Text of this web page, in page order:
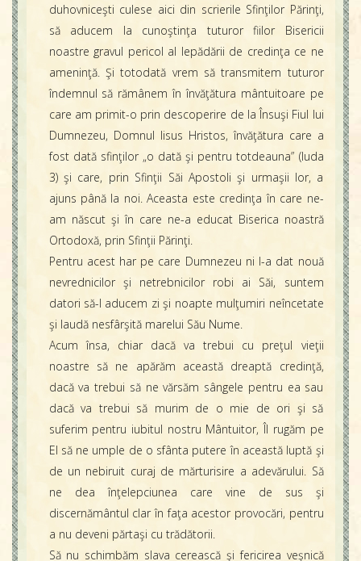
duhovniceşti culese aici din scrierile Sfinţilor Părinţi,
să aducem la cunoştinţa tuturor fiilor Bisericii
noastre gravul pericol al lepădării de credinţa ce ne
ameninţă. Şi totodată vrem să transmitem tuturor
îndemnul să rămânem în învăţătura mântuitoare pe
care am primit-o prin descoperire de la Însuşi Fiul lui
Dumnezeu, Domnul Iisus Hristos, învăţătura care a
fost dată sfinţilor „o dată şi pentru totdeauna” (Iuda
3) şi care, prin Sfinţii Săi Apostoli şi urmaşii lor, a
ajuns până la noi. Aceasta este credinţa în care ne-
am născut şi în care ne-a educat Biserica noastră
Ortodoxă, prin Sfinţii Părinţi.
Pentru acest har pe care Dumnezeu ni l-a dat nouă
nevrednicilor şi netrebnicilor robi ai Săi, suntem
datori să-I aducem zi şi noapte mulţumiri neîncetate
şi laudă nesfârşită marelui Său Nume.
Acum însa, chiar dacă va trebui cu preţul vieţii
noastre să ne apărăm această dreaptă credinţă,
dacă va trebui să ne vărsăm sângele pentru ea sau
dacă va trebui să murim de o mie de ori şi să
suferim pentru iubitul nostru Mântuitor, Îl rugăm pe
El să ne umple de o sfânta putere în această luptă şi
de un nebiruit curaj de mărturisire a adevărului. Să
ne dea înţelepciunea care vine de sus şi
discernământul clar în faţa acestor provocări, pentru
a nu deveni părtaşi cu trădătorii.
Să nu schimbăm slava cerească şi fericirea veşnică